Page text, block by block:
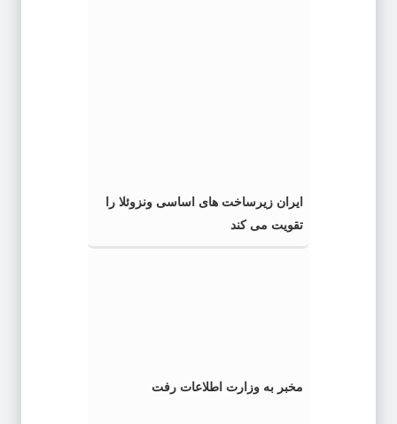
ایران زیرساخت های اساسی ونزوئلا را
تقویت می کند
مخبر به وزارت اطلاعات رفت